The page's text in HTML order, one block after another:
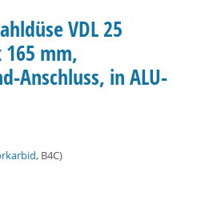
VDL 25
165 mm,
Anschluss, in ALU-
, B4C)